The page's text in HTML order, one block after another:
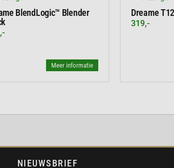
vuil.
en het krachtige
reiniging maken de
BlendLogic™ Blender
Meer informatie
Dreame
319,-
NIEUWSBRIEF